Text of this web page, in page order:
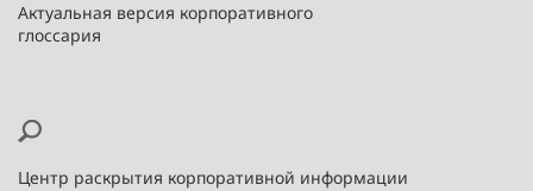
Актуальная версия корпоративного
глоссария
Центр раскрытия корпоративной информации